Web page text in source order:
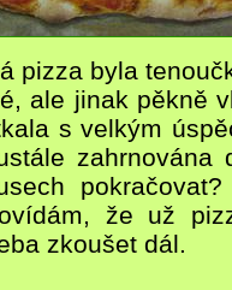
pizza byla
ale jinak pěkně
s velkým
zahrnována
že už
zkoušet dál.